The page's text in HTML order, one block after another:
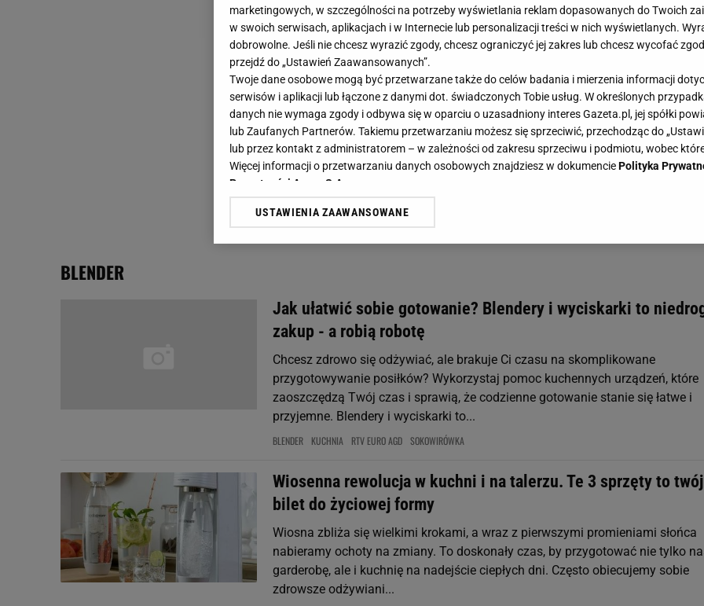
BLENDER
Jak ułatwić sobie gotowanie? Blendery i wyciskarki to
zakup - a robią robotę
Chcesz zdrowo się odżywiać, ale brakuje Ci czasu na skomplikowane
przygotowywanie posiłków? Wykorzystaj pomoc kuchennych urządzeń, które
zaoszczędzą Twój czas i sprawią, że codzienne gotowanie stanie się łatwe i
przyjemne. Blendery i wyciskarki to...
BLENDER KUCHNIA RTV EURO AGD SOKOWIRÓWKA
Wiosenna rewolucja w kuchni i na talerzu. Te 3 sprzęty to twój
bilet do życiowej formy
Wiosna zbliża się wielkimi krokami, a wraz z pierwszymi promieniami słońca
nabieramy ochoty na zmiany. To doskonały czas, by przygotować nie tylko
garderobę, ale i kuchnię na nadejście ciepłych dni. Często obiecujemy sobie
zdrowsze odżywiani...
marketingowych, w szczególności na potrzeby wyświetlania reklam dopasowanych do Twoich
w swoich serwisach, aplikacjach i w Internecie lub personalizacji treści w nich wyświetlanych.
dobrowolne. Jeśli nie chcesz wyrazić zgody, chcesz ograniczyć jej zakres lub chcesz wycofać
przejdź do „Ustawień Zaawansowanych”.
Twoje dane osobowe mogą być przetwarzane także do celów badania i mierzenia informacji
serwisów i aplikacji lub łączone z danymi dot. świadczonych Tobie usług. W określonych
danych nie wymaga zgody i odbywa się w oparciu o uzasadniony interes Gazeta.pl, jej spółki
lub Zaufanych Partnerów. Takiemu przetwarzaniu możesz się sprzeciwić, przechodząc do
lub przez kontakt z administratorem – w zależności od zakresu sprzeciwu i podmiotu, wobec
Więcej informacji o przetwarzaniu danych osobowych znajdziesz w dokumenciePolityka
Prywatności Agora S.A.
Klikając „Akceptuję” wyrażasz też zgodę na zainstalowanie i przechowywanie plików cookie
My, nasi Zaufani Partnerzy i Agora S.A. możemy przetwarzać dane osobowe w następujących
Użycie dokładnych danych geolokalizacyjnych. Aktywne skanowanie charakterystyki urządzenia
Przechowywanie informacji na urządzeniu lub dostęp do nich. Spersonalizowane reklamy i treści,
badnie odbiorców i ulepszanie usług.Lista Zaufanych Partnerów
USTAWIENIA ZAAWANSOWANE